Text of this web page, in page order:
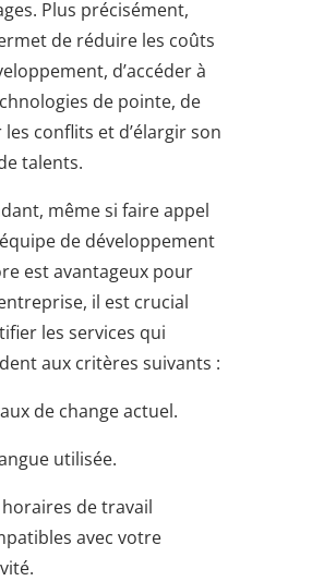
Plus précisément,
de réduire les coûts
d’accéder à
de pointe, de
conflits et d’élargir son
talents.
même si faire appel
de développement
est avantageux pour
il est crucial
les services qui
aux critères suivants :
de change actuel.
utilisée.
horaires de travail
avec votre